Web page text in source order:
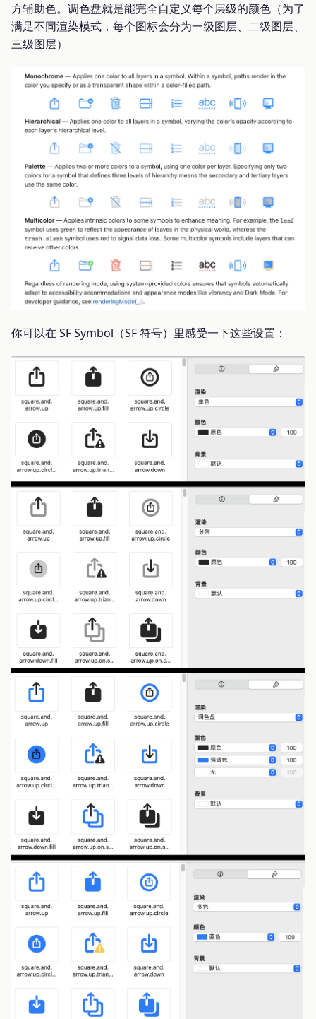
方辅助色。调色盘就是能完全自定义每个层级的颜色（为了
满足不同渲染模式，每个图标会分为一级图层、二级图层、
三级图层）
你可以在 SF Symbol（SF 符号）里感受一下这些设置：